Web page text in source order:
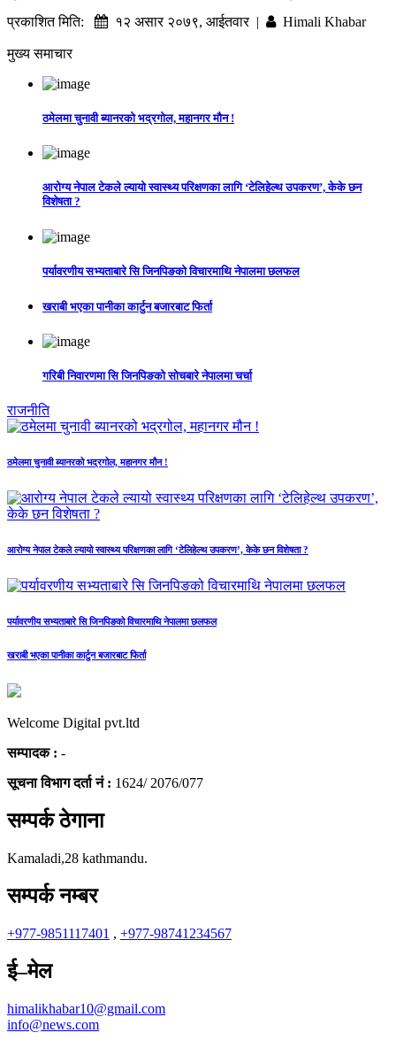
प्रकाशित मिति:
१२ असार २०७९, आईतवार | Himali Khabar
मुख्य समाचार
ठमेलमा चुनावी ब्यानरको भद्रगोल, महानगर मौन !
आरोग्य नेपाल टेकले ल्यायो स्वास्थ्य परिक्षणका लागि ‘टेलिहेल्थ उपकरण’, केके छन
विशेषता ?
पर्यावरणीय सभ्यताबारे सि जिनपिङको विचारमाथि नेपालमा छलफल
खराबी भएका पानीका कार्टुन बजारबाट फिर्ता
गरिबी निवारणमा सि जिनपिङको सोचबारे नेपालमा चर्चा
राजनीति
ठमेलमा चुनावी ब्यानरको भद्रगोल, महानगर मौन !
आरोग्य नेपाल टेकले ल्यायो स्वास्थ्य परिक्षणका लागि ‘टेलिहेल्थ उपकरण’, केके छन विशेषता ?
पर्यावरणीय सभ्यताबारे सि जिनपिङको विचारमाथि नेपालमा छलफल
खराबी भएका पानीका कार्टुन बजारबाट फिर्ता
Welcome Digital pvt.ltd
सम्पादक : -
सूचना विभाग दर्ता नं : 1624/ 2076/077
सम्पर्क ठेगाना
Kamaladi,28 kathmandu.
सम्पर्क नम्बर
+977-9851117401 , +977-98741234567
ई–मेल
himalikhabar10@gmail.com
info@news.com